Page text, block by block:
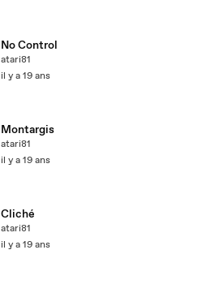
No Control
atari81
il y a 19 ans
Montargis
atari81
il y a 19 ans
Cliché
atari81
il y a 19 ans